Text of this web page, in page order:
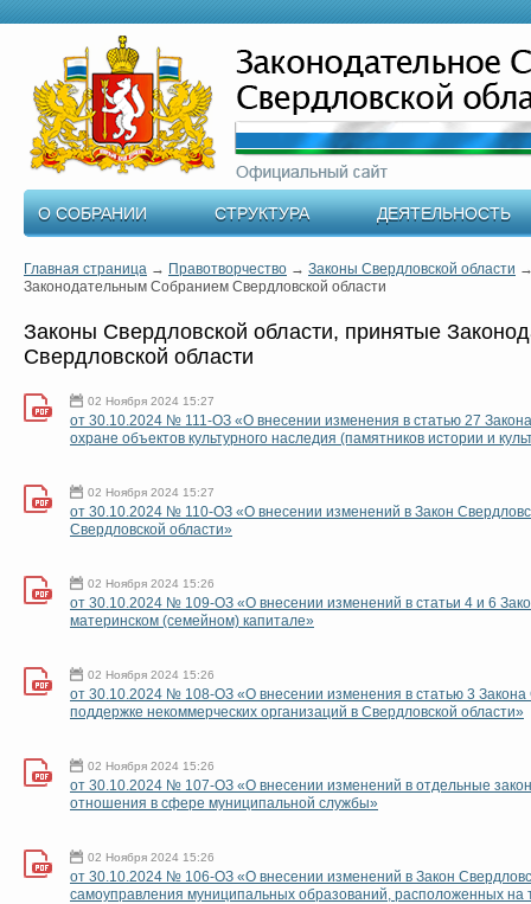
О СОБРАНИИ СТРУКТУРА ДЕЯТЕЛЬНОСТЬ
Главная страница → Правотворчество → Законы Свердловской области
Законодательным Собранием Свердловской области
Законы Свердловской области, принятые
Свердловской области
02 Ноября 2024 15:27
от 30.10.2024 № 111-ОЗ «О внесении изменения в статью 27
охране объектов культурного наследия (памятников истории и
02 Ноября 2024 15:27
от 30.10.2024 № 110-ОЗ «О внесении изменений в Закон
Свердловской области»
02 Ноября 2024 15:26
от 30.10.2024 № 109-ОЗ «О внесении изменений в статьи 4 и 6
материнском (семейном) капитале»
02 Ноября 2024 15:26
от 30.10.2024 № 108-ОЗ «О внесении изменения в статью 3 Закона
поддержке некоммерческих организаций в Свердловской области»
02 Ноября 2024 15:26
от 30.10.2024 № 107-ОЗ «О внесении изменений в отдельные
отношения в сфере муниципальной службы»
02 Ноября 2024 15:26
от 30.10.2024 № 106-ОЗ «О внесении изменений в Закон
самоуправления муниципальных образований, расположенных на